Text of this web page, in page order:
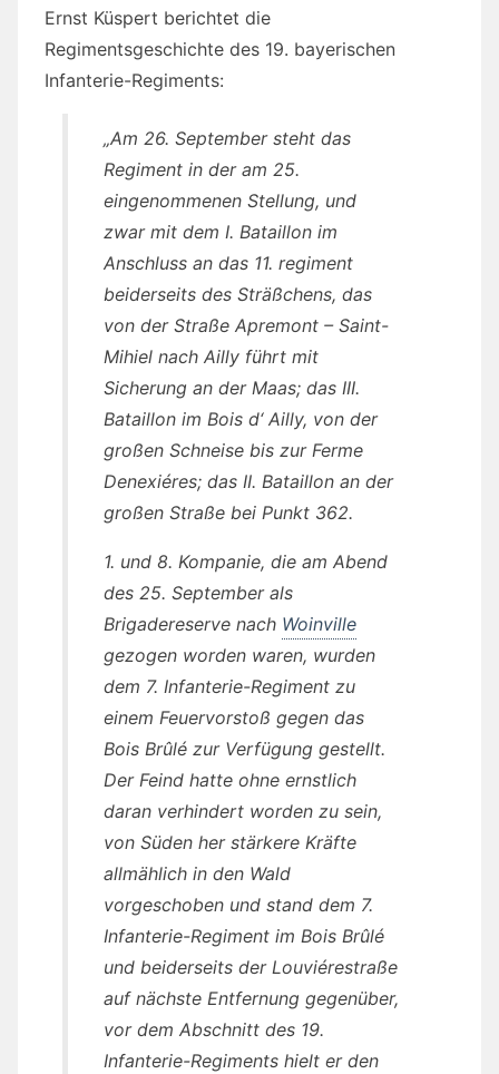
Ernst Küspert berichtet die
Regimentsgeschichte des 19. bayerischen
Infanterie-Regiments:
„Am 26. September steht das
Regiment in der am 25.
eingenommenen Stellung, und
zwar mit dem I. Bataillon im
Anschluss an das 11. regiment
beiderseits des Sträßchens, das
von der Straße Apremont – Saint-
Mihiel nach Ailly führt mit
Sicherung an der Maas; das III.
Bataillon im Bois d‘ Ailly, von der
großen Schneise bis zur Ferme
Denexiéres; das II. Bataillon an der
großen Straße bei Punkt 362.
1. und 8. Kompanie, die am Abend
des 25. September als
Brigadereserve nach Woinville
gezogen worden waren, wurden
dem 7. Infanterie-Regiment zu
einem Feuervorstoß gegen das
Bois Brûlé zur Verfügung gestellt.
Der Feind hatte ohne ernstlich
daran verhindert worden zu sein,
von Süden her stärkere Kräfte
allmählich in den Wald
vorgeschoben und stand dem 7.
Infanterie-Regiment im Bois Brûlé
und beiderseits der Louviérestraße
auf nächste Entfernung gegenüber,
vor dem Abschnitt des 19.
Infanterie-Regiments hielt er den